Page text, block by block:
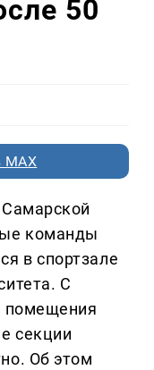
50
MAX
команды
в спортзале
С
помещения
секции
Об этом